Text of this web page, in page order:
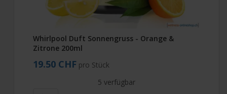
Whirlpool Duft Sonnengruss - Orange &
Zitrone 200ml
19.50 CHF pro Stück
5 verfügbar